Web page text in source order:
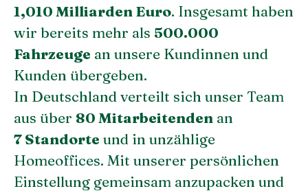
1,010 Milliarden Euro. Insgesamt haben
wir bereits mehr als 500.000
Fahrzeuge an unsere Kundinnen und
Kunden übergeben.
In Deutschland verteilt sich unser Team
aus über 80 Mitarbeitenden an
7 Standorte und in unzählige
Homeoffices. Mit unserer persönlichen
Einstellung gemeinsam anzupacken und